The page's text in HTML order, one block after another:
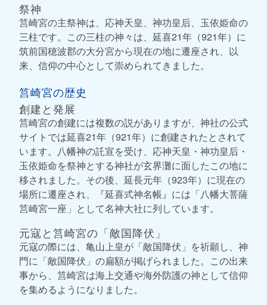
祭神
筥崎宮の主祭神は、応神天皇、神功皇后、玉依姫命の
三柱です。この三柱の神々は、延喜21年（921年）に
筑前国穂波郡の大分宮から現在の地に遷座され、以
来、信仰の中心として崇められてきました。
筥崎宮の歴史
創建と発展
筥崎宮の創建には複数の説がありますが、神社の公式
サイトでは延喜21年（921年）に創建されたとされて
います。八幡神の託宣を受け、応神天皇・神功皇后・
玉依姫命を祭神とする神社が玄界灘に面したこの地に
移されました。その後、延長元年（923年）に現在の
場所に遷座され、『延喜式神名帳』には「八幡大菩薩
筥崎宮一座」として名神大社に列しています。
元寇と筥崎宮の「敵国降伏」
元寇の際には、亀山上皇が「敵国降伏」を祈願し、神
門に「敵国降伏」の扁額が掲げられました。この出来
事から、筥崎宮は海上交通や海外防護の神として信仰
を集めるようになりました。